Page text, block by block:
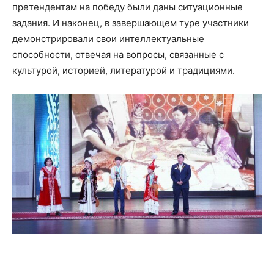
претендентам на победу были даны ситуационные
задания. И наконец, в завершающем туре участники
демонстрировали свои интеллектуальные
способности, отвечая на вопросы, связанные с
культурой, историей, литературой и традициями.